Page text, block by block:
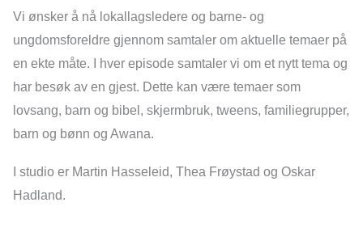
Vi ønsker å nå lokallagsledere og barne- og
ungdomsforeldre gjennom samtaler om aktuelle temaer på
en ekte måte. I hver episode samtaler vi om et nytt tema og
har besøk av en gjest. Dette kan være temaer som
lovsang, barn og bibel, skjermbruk, tweens, familiegrupper,
barn og bønn og Awana.
I studio er Martin Hasseleid, Thea Frøystad og Oskar
Hadland.